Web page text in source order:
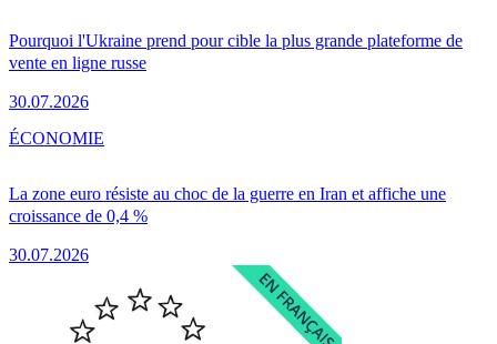
Pourquoi l'Ukraine prend pour cible la plus grande plateforme de
vente en ligne russe
30.07.2026
La zone euro résiste au choc de la guerre en Iran et affiche une
croissance de 0,4 %
30.07.2026
ÉCONOMIE